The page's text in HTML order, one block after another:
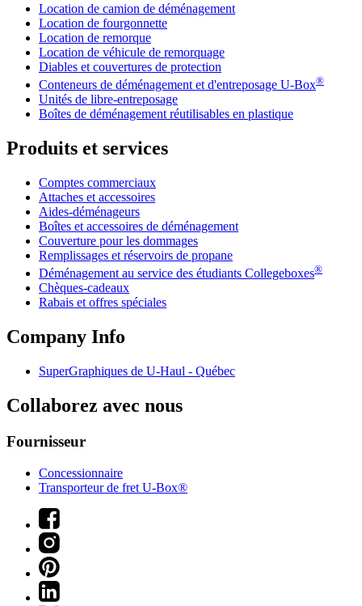
Location de camion de déménagement
Location de fourgonnette
Location de remorque
Location de véhicule de remorquage
Diables et couvertures de protection
Conteneurs de déménagement et d'entreposage U-Box®
Unités de libre-entreposage
Boîtes de déménagement réutilisables en plastique
Produits et services
Comptes commerciaux
Attaches et accessoires
Aides-déménageurs
Boîtes et accessoires de déménagement
Couverture pour les dommages
Remplissages et réservoirs de propane
Déménagement au service des étudiants Collegeboxes®
Chèques-cadeaux
Rabais et offres spéciales
Company Info
SuperGraphiques de U-Haul - Québec
Collaborez avec nous
Fournisseur
Concessionnaire
Transporteur de fret U-Box®